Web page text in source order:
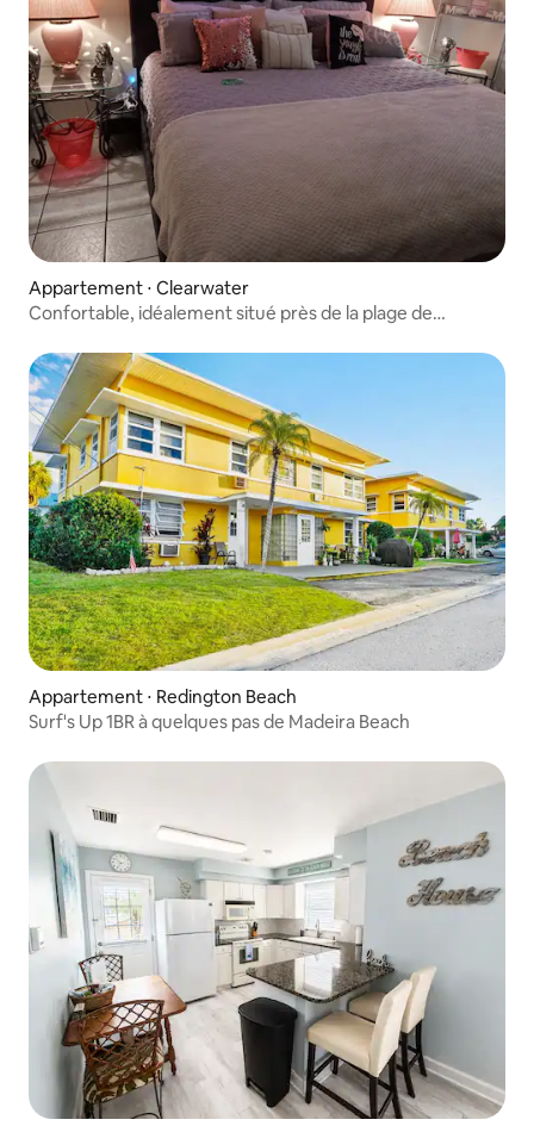
Appartement ⋅ Clearwater
Confortable, idéalement situé près de la plage de
Appartement ⋅ Redington Beach
Surf's Up 1BR à quelques pas de Madeira Beach